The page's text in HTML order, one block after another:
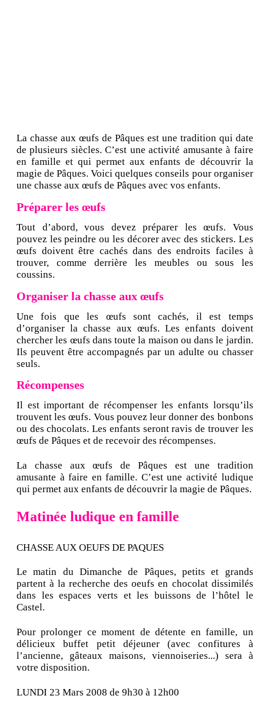
La chasse aux œufs de Pâques est une tradition qui date
de plusieurs siècles. C’est une activité amusante à faire
en famille et qui permet aux enfants de découvrir la
magie de Pâques. Voici quelques conseils pour organiser
une chasse aux œufs de Pâques avec vos enfants.
Préparer les œufs
Tout d’abord, vous devez préparer les œufs. Vous
pouvez les peindre ou les décorer avec des stickers. Les
œufs doivent être cachés dans des endroits faciles à
trouver, comme derrière les meubles ou sous les
coussins.
Organiser la chasse aux œufs
Une fois que les œufs sont cachés, il est temps
d’organiser la chasse aux œufs. Les enfants doivent
chercher les œufs dans toute la maison ou dans le jardin.
Ils peuvent être accompagnés par un adulte ou chasser
seuls.
Récompenses
Il est important de récompenser les enfants lorsqu’ils
trouvent les œufs. Vous pouvez leur donner des bonbons
ou des chocolats. Les enfants seront ravis de trouver les
œufs de Pâques et de recevoir des récompenses.
La chasse aux œufs de Pâques est une tradition
amusante à faire en famille. C’est une activité ludique
qui permet aux enfants de découvrir la magie de Pâques.
Matinée ludique en famille
CHASSE AUX OEUFS DE PAQUES
Le matin du Dimanche de Pâques, petits et grands
partent à la recherche des oeufs en chocolat dissimilés
dans les espaces verts et les buissons de l’hôtel le
Castel.
Pour prolonger ce moment de détente en famille, un
délicieux buffet petit déjeuner (avec confitures à
l’ancienne, gâteaux maisons, viennoiseries...) sera à
votre disposition.
LUNDI 23 Mars 2008 de 9h30 à 12h00